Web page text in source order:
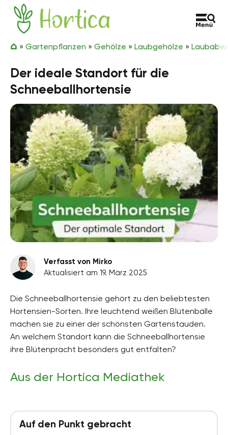
Zum Inhalt springen
Hortica
» Gartenpflanzen » Gehölze » Laubgehölze »
Der ideale Standort für die
Schneeballhortensie
Verfasst von Mirko
Aktualisiert am 19. März 2025
Die Schneeballhortensie gehört zu den beliebtesten
Hortensien-Sorten. Ihre leuchtend weißen Blütenbälle
machen sie zu einer der schönsten Gartenstauden.
An welchem Standort kann die Schneeballhortensie
ihre Blütenpracht besonders gut entfalten?
Aus der Hortica Mediathek
Auf den Punkt gebracht